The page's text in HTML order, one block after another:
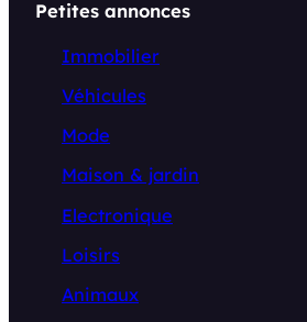
Petites annonces
Immobilier
Véhicules
Mode
Maison & jardin
Electronique
Loisirs
Animaux